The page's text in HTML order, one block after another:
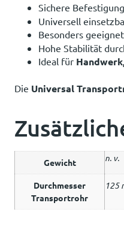
Sichere
Universell
Besonders
Hohe Stabilität
Ideal für
Die Universal
Gewicht n. v.
Durchmesser
Transportrohr
125